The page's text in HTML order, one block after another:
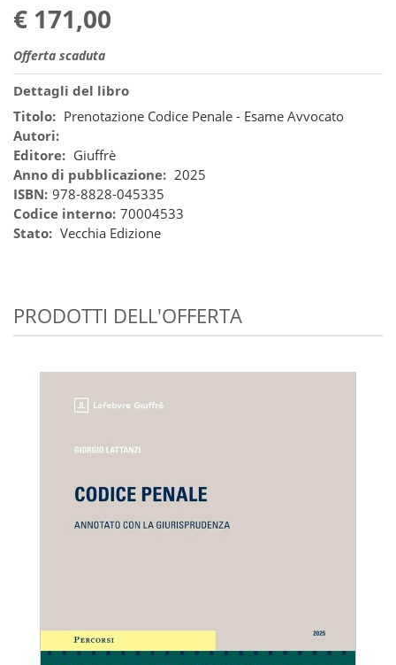
€ 171,00
Offerta scaduta
Dettagli del libro
Titolo: Prenotazione Codice Penale - Esame Avvocato
Autori:
Editore: Giuffrè
Anno di pubblicazione: 2025
ISBN: 978-8828-045335
Codice interno: 70004533
Stato: Vecchia Edizione
PRODOTTI DELL'OFFERTA